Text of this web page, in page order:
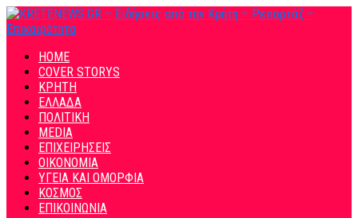
HOME
COVER STORYS
ΚΡΗΤΗ
ΕΛΛΑΔΑ
ΠΟΛΙΤΙΚΗ
MEDIA
ΕΠΙΧΕΙΡΗΣΕΙΣ
ΟΙΚΟΝΟΜΙΑ
ΥΓΕΙΑ ΚΑΙ ΟΜΟΡΦΙΑ
ΚΟΣΜΟΣ
ΕΠΙΚΟΙΝΩΝΙΑ